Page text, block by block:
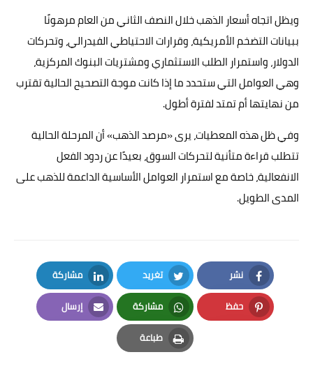
ويظل اتجاه أسعار الذهب خلال النصف الثاني من العام مرهونًا
ببيانات التضخم الأمريكية، وقرارات الاحتياطي الفيدرالي، وتحركات
الدولار، واستمرار الطلب الاستثماري ومشتريات البنوك المركزية،
وهي العوامل التي ستحدد ما إذا كانت موجة التصحيح الحالية تقترب
من نهايتها أم تمتد لفترة أطول.
وفي ظل هذه المعطيات، يرى «مرصد الذهب» أن المرحلة الحالية
تتطلب قراءة متأنية لتحركات السوق، بعيدًا عن ردود الفعل
الانفعالية، خاصة مع استمرار العوامل الأساسية الداعمة للذهب على
المدى الطويل.
نشر
Facebook
تغريد
Twitter
مشاركة
LinkedIn
حفظ
Pinterest
مشاركة
Whatsapp
إرسال
Email
طباعة
Print